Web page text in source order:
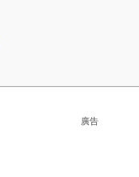
廣告